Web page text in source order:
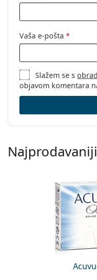
Vaša e-pošta *
Slažem se s
objavom komentara